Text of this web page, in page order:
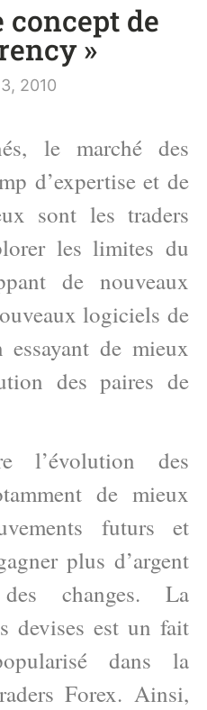
concept de
»
2010
le marché des
d’expertise et de
sont les traders
les limites du
de nouveaux
logiciels de
de mieux
des paires de
l’évolution des
de mieux
futurs et
plus d’argent
changes. La
devises est un fait
dans la
Forex. Ainsi,